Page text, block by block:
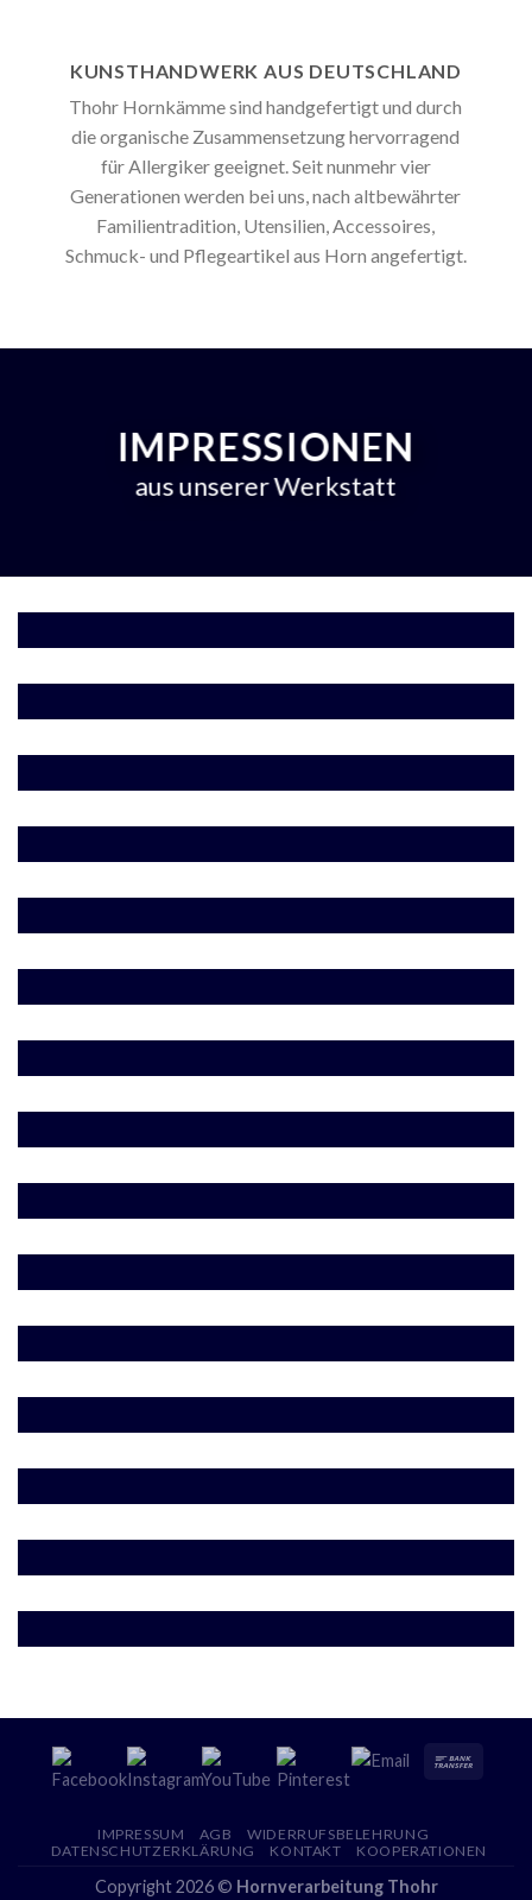
KUNSTHANDWERK AUS DEUTSCHLAND
Thohr Hornkämme sind handgefertigt und durch
die organische Zusammensetzung hervorragend
für Allergiker geeignet. Seit nunmehr vier
Generationen werden bei uns, nach altbewährter
Familientradition, Utensilien, Accessoires,
Schmuck- und Pflegeartikel aus Horn angefertigt.
IMPRESSIONEN
aus unserer Werkstatt
IMPRESSUM AGB
WIDERRUFSBELEHRUNG
DATENSCHUTZERKLÄRUNG
KONTAKT KOOPERATIONEN
Copyright 2026 © Hornverarbeitung Thohr